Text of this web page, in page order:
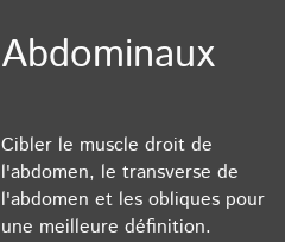
Abdominaux
Cibler le muscle droit de
l'abdomen, le transverse de
l'abdomen et les obliques pour
une meilleure définition.